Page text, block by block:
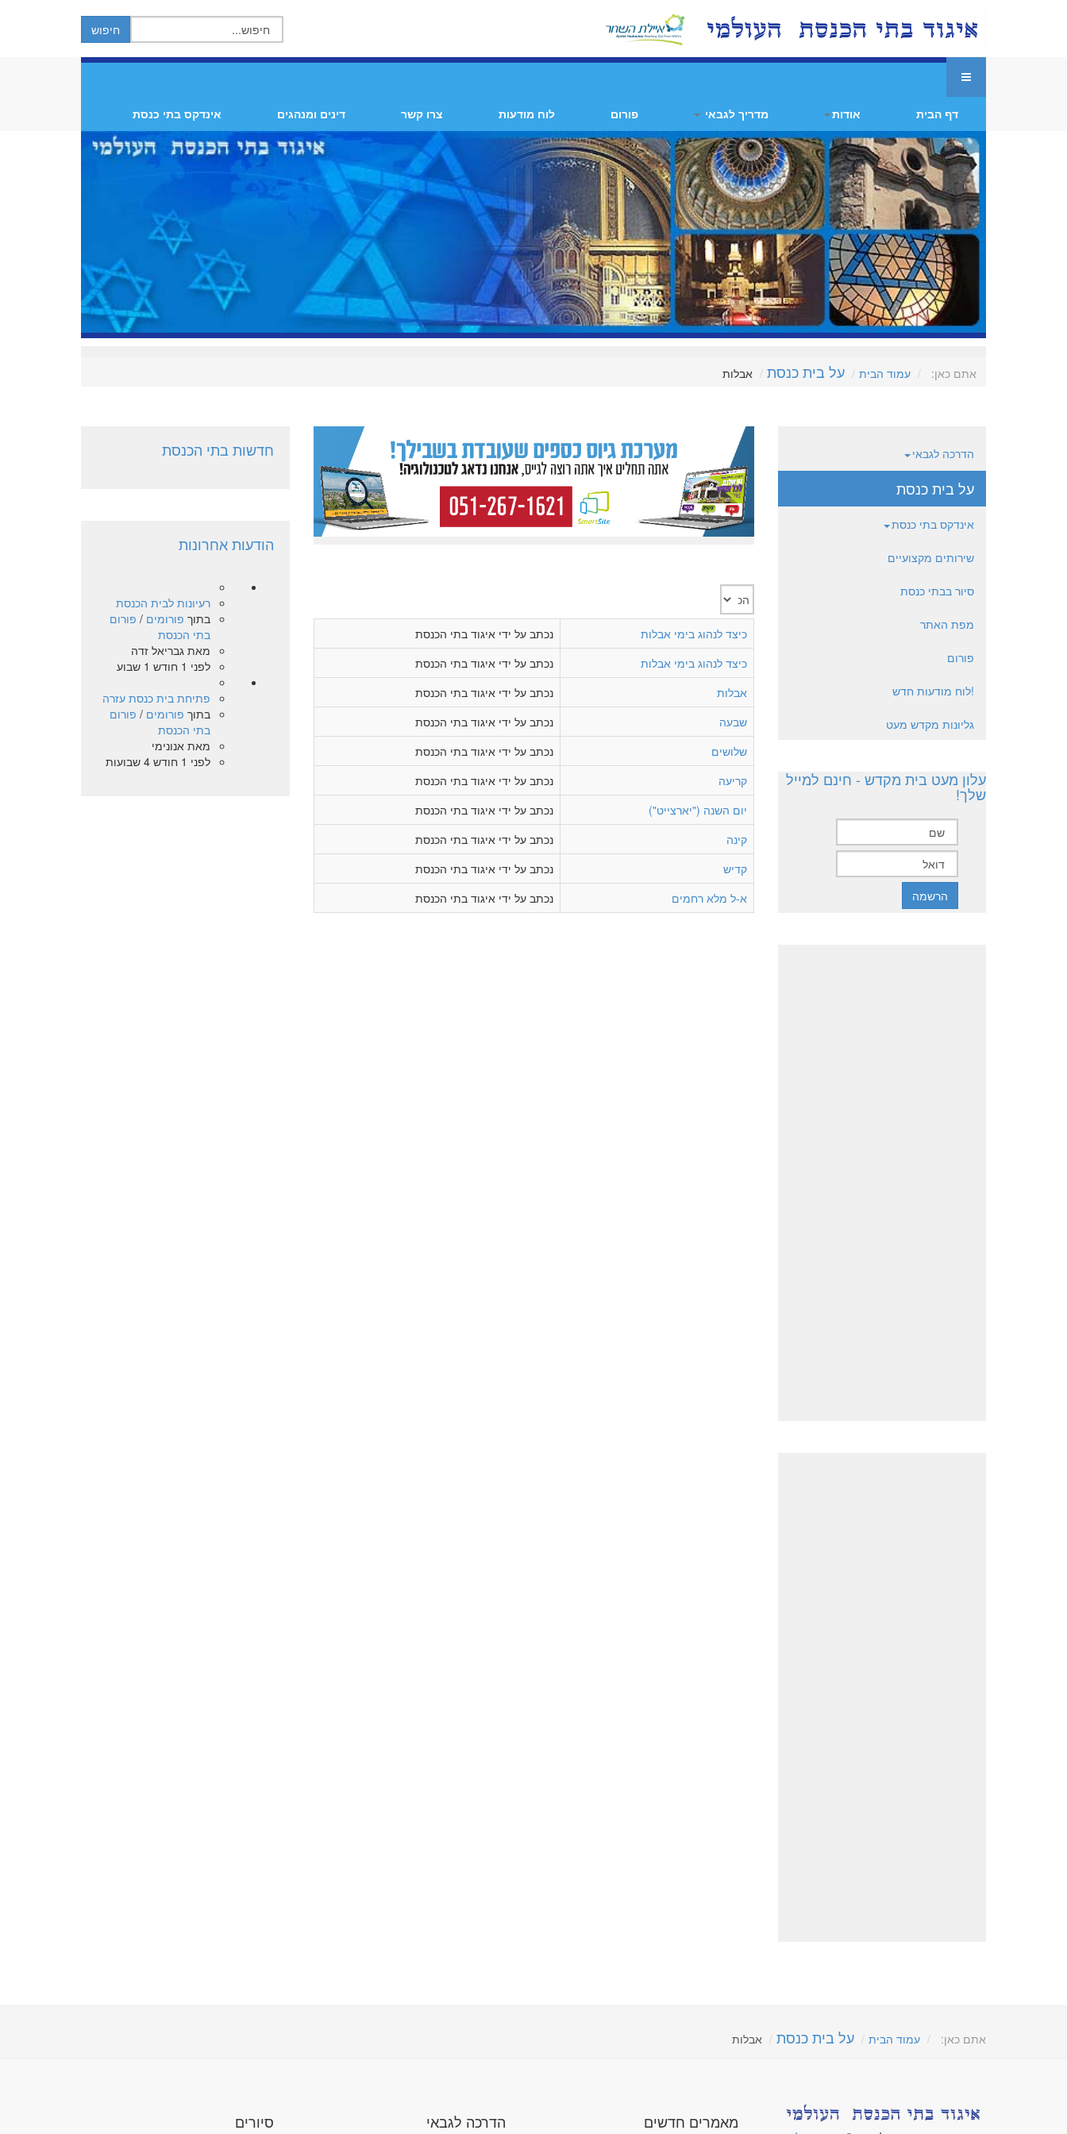
דף הבית אודות מדריך לגבאי פורום לוח מודעות צרו קשר דינים ומנהגים אינדקס בתי כנסת
אתם כאן: עמוד הבית על בית כנסת אבלות
#
כיצד לנהוג בימי אבלות
נכתב על ידי איגוד בתי הכנסת
כיצד לנהוג בימי אבלות
נכתב על ידי איגוד בתי הכנסת
אבלות
נכתב על ידי איגוד בתי הכנסת
שבעה
נכתב על ידי איגוד בתי הכנסת
שלושים
נכתב על ידי איגוד בתי הכנסת
קריעה
נכתב על ידי איגוד בתי הכנסת
יום השנה ("יארצייט")
נכתב על ידי איגוד בתי הכנסת
קינה
נכתב על ידי איגוד בתי הכנסת
קדיש
נכתב על ידי איגוד בתי הכנסת
א-ל מלא רחמים
נכתב על ידי איגוד בתי הכנסת
הדרכה לגבאי
על בית כנסת
אינדקס בתי כנסת
שירותים מקצועיים
סיור בבתי כנסת
מפת האתר
פורום
!לוח מודעות חדש
גליונות מקדש מעט
עלון מעט בית מקדש - חינם למייל
שלך!
חדשות בתי הכנסת
הודעות אחרונות
רעיונות לבית הכנסת
בתוך פורומים / פורום
בתי הכנסת
מאתגבריאל זדה
לפני 1 חודש 1 שבוע
פתיחת בית כנסת עזרה
בתוך פורומים / פורום
בתי הכנסת
מאתאנונימי
לפני 1 חודש 4 שבועות
אתם כאן: עמוד הבית על בית כנסת אבלות
מאמרים חדשים הדרכה לגבאי סיורים